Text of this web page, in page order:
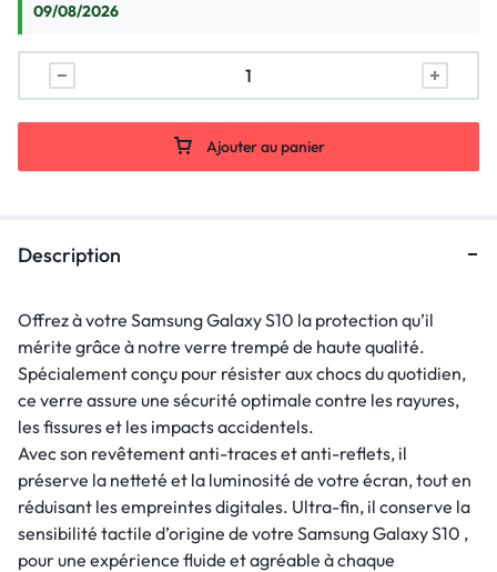
09/08/2026
Ajouter au panier
Description
Offrez à votre Samsung Galaxy S10 la protection qu’il
mérite grâce à notre verre trempé de haute qualité.
Spécialement conçu pour résister aux chocs du quotidien,
ce verre assure une sécurité optimale contre les rayures,
les fissures et les impacts accidentels.
Avec son revêtement anti-traces et anti-reflets, il
préserve la netteté et la luminosité de votre écran, tout en
réduisant les empreintes digitales. Ultra-fin, il conserve la
sensibilité tactile d’origine de votre Samsung Galaxy S10 ,
pour une expérience fluide et agréable à chaque